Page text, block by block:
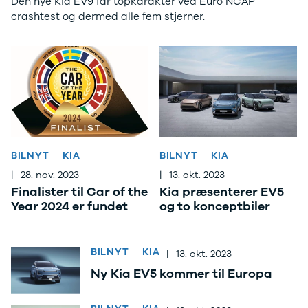
Anmeldelser
Privatleasing
IONIQ 5 N
Modeller
Anmeldelser
Privatleasing
Tilbud
IONIQ 6
Anmeldelser
Privatleasing
Tilbud
IONIQ 6 N
Anmeldelser
Privatleasing
Tilbud
IONIQ 9
Modeller
Tipo
Doblo Cargo
Ducato 35
Talento
Ford
Se alle Ford
Elbil
SUV
C-Max
Capri
EcoSport
Explorer
F-150
Fiesta
crashtest og dermed alle fem stjerner.
BILNYT
KIA
| 28. nov. 2023
Finalister til Car of the
Year 2024 er fundet
BILNYT
KIA
| 13. okt. 2023
Kia præsenterer EV5
og to konceptbiler
BILNYT KIA | 13. okt. 2023
Ny Kia EV5 kommer til Europa